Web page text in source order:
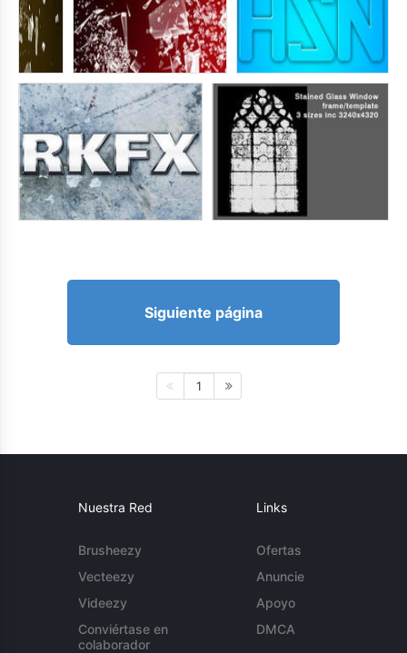
Siguiente página
1
Nuestra Red
Brusheezy
Vecteezy
Videezy
Conviértase en
colaborador
Links
Ofertas
Anuncie
Apoyo
DMCA